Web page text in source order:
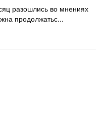
разошлись во мнениях
продолжатьс...